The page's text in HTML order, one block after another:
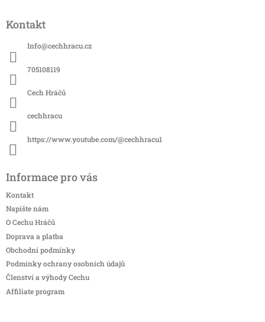
pKontakt
Info@cechhracu.cz
705108119
Cech Hráčů
cechhracu
https://www.youtube.com/@cechhracu1
Informace pro vás
Kontakt
Napište nám
O Cechu Hráčů
Doprava a platba
Obchodní podmínky
Podmínky ochrany osobních údajů
Členství a výhody Cechu
Affiliate program